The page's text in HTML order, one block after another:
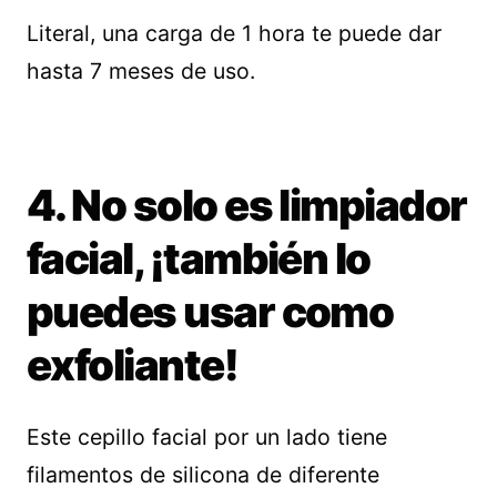
Literal, una carga de 1 hora te puede dar
hasta 7 meses de uso.
4. No solo es limpiador
facial, ¡también lo
puedes usar como
exfoliante!
Este cepillo facial por un lado tiene
filamentos de silicona de diferente